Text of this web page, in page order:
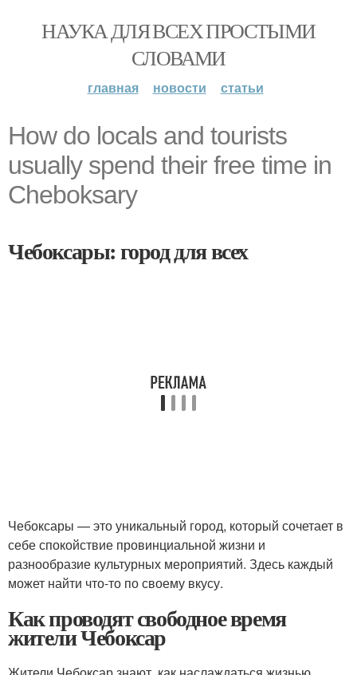
НАУКА ДЛЯ ВСЕХ ПРОСТЫМИ
СЛОВАМИ
главная новости статьи
How do locals and tourists
usually spend their free time in
Cheboksary
Чебоксары: город для всех
Чебоксары — это уникальный город, который сочетает в
себе спокойствие провинциальной жизни и
разнообразие культурных мероприятий. Здесь каждый
может найти что-то по своему вкусу.
Как проводят свободное время
жители Чебоксар